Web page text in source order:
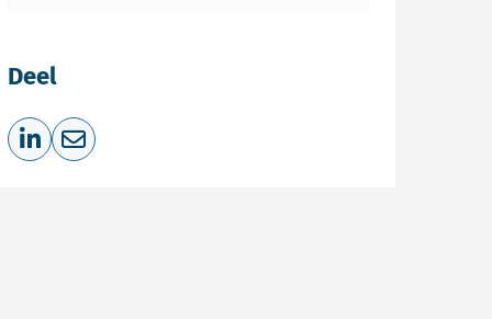
Deel
Deel op LinkedIn
Deel via e-mail